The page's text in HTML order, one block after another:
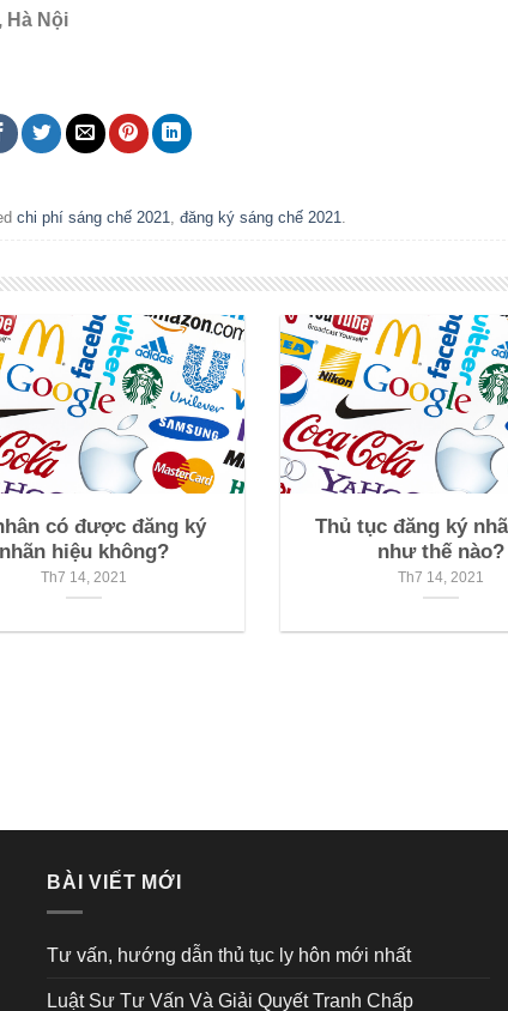
Hà Nội
chi phí sáng chế 2021 đăng ký sáng chế 2021
có được đăng ký
nhãn hiệu không?
Th7 14, 2021
Thủ tục đăng ký
như thế nào?
Th7 14, 2021
BÀI VIẾT MỚI
Tư vấn, hướng dẫn thủ tục ly hôn mới nhất
Luật Sư Tư Vấn Và Giải Quyết Tranh Chấp